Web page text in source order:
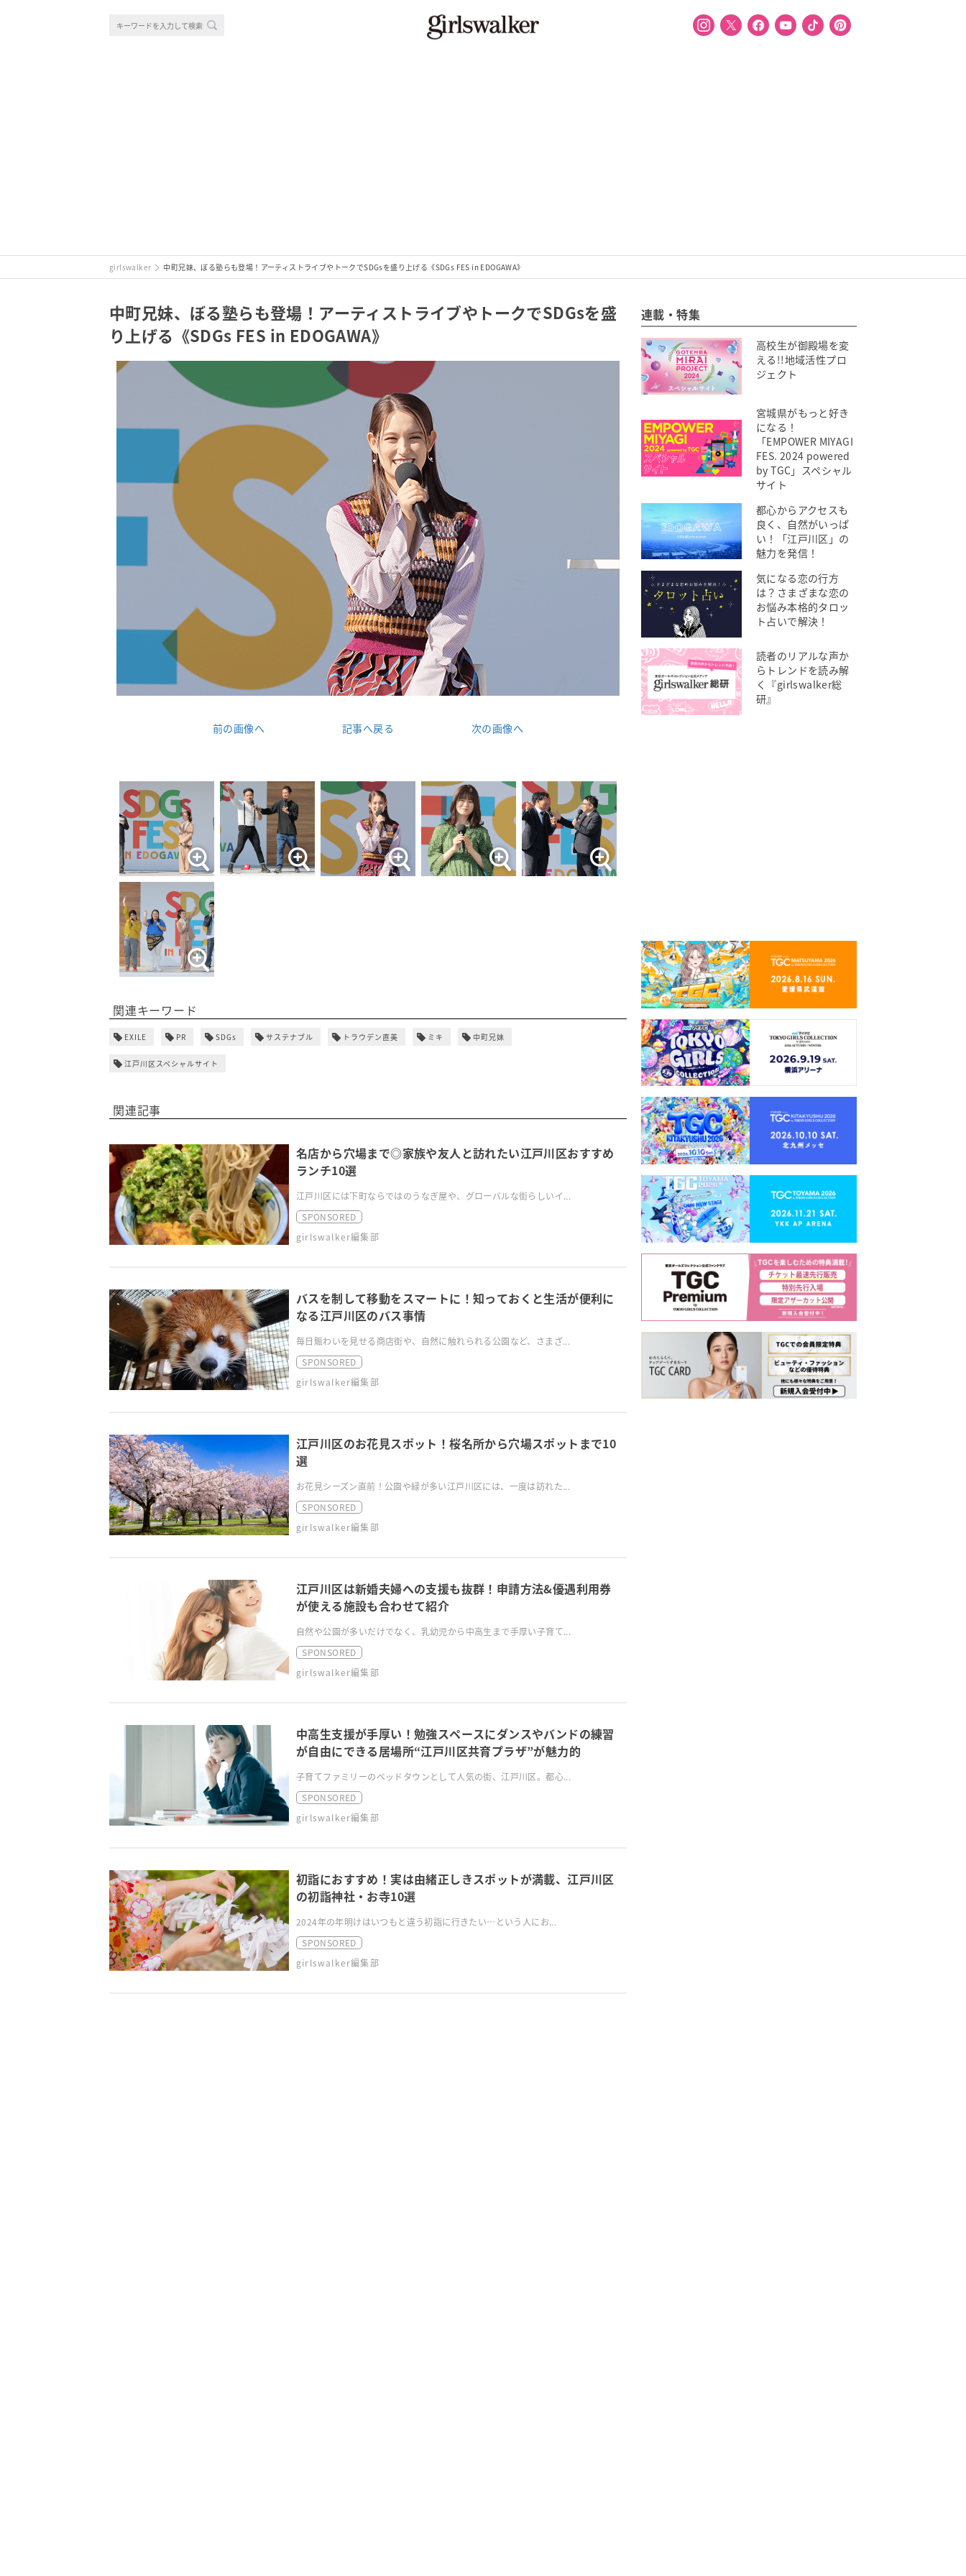
girlswalker 中町兄妹、ぼる塾らも登場！アーティストライブやトークでSDGsを盛り上げる《SDGs FES in EDOGAWA》
中町兄妹、ぼる塾らも登場！アーティストライブやトークでSDGsを盛
り上げる《SDGs FES in EDOGAWA》
前の画像へ 記事へ戻る 次の画像へ
関連キーワード
EXILE PR SDGs サステナブル トラウデン直美 ミキ 中町兄妹
江戸川区スペシャルサイト
関連記事
名店から穴場まで◎家族や友人と訪れたい江戸川区おすすめ
ランチ10選
江戸川区には下町ならではのうなぎ屋や、グローバルな街らしいイ...
SPONSORED
girlswalker編集部
バスを制して移動をスマートに！知っておくと生活が便利に
なる江戸川区のバス事情
毎日賑わいを見せる商店街や、自然に触れられる公園など、さまざ...
SPONSORED
girlswalker編集部
江戸川区のお花見スポット！桜名所から穴場スポットまで10
選
お花見シーズン直前！公園や緑が多い江戸川区には、一度は訪れた...
SPONSORED
girlswalker編集部
江戸川区は新婚夫婦への支援も抜群！申請方法&優遇利用券
が使える施設も合わせて紹介
自然や公園が多いだけでなく、乳幼児から中高生まで手厚い子育て...
SPONSORED
girlswalker編集部
中高生支援が手厚い！勉強スペースにダンスやバンドの練習
が自由にできる居場所“江戸川区共育プラザ”が魅力的
子育てファミリーのベッドタウンとして人気の街、江戸川区。都心...
SPONSORED
girlswalker編集部
初詣におすすめ！実は由緒正しきスポットが満載、江戸川区
の初詣神社・お寺10選
2024年の年明けはいつもと違う初詣に行きたい…という人にお...
SPONSORED
girlswalker編集部
連載・特集
高校生が御殿場を変
える!!地域活性プロ
ジェクト
宮城県がもっと好き
になる！
「EMPOWER MIYAGI
FES. 2024 powered
by TGC」スペシャル
サイト
都心からアクセスも
良く、自然がいっぱ
い！「江戸川区」の
魅力を発信！
気になる恋の行方
は？さまざまな恋の
お悩み本格的タロッ
ト占いで解決！
読者のリアルな声か
らトレンドを読み解
く『girlswalker総
研』